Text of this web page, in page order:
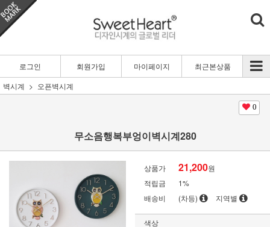
로그인 회원가입 마이페이지
최근본상품
벽시계
오픈벽시계
0
무소음행복부엉이벽시계280
상품가 21,200원
적립금
1%
배송비
(차등) 지역별
색상